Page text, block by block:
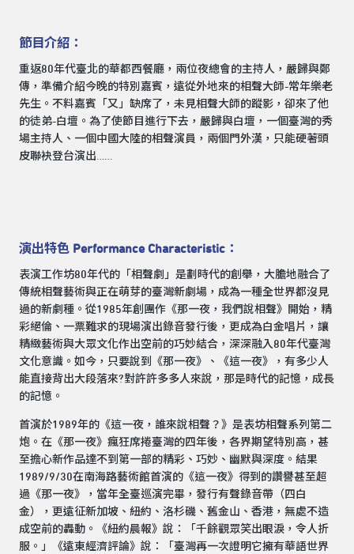
節目介紹：
重返80年代臺北的華都西餐廳，兩位夜總會的主持人，嚴歸與鄭
傳，準備介紹今晚的特別嘉賓，遠從外地來的相聲大師-常年樂老
先生。不料嘉賓「又」缺席了，未見相聲大師的蹤影，卻來了他
的徒弟-白壇。為了使節目進行下去，嚴歸與白壇，一個臺灣的秀
場主持人、一個中國大陸的相聲演員，兩個門外漢，只能硬著頭
皮聯袂登台演出……
演出特色 Performance Characteristic：
表演工作坊80年代的「相聲劇」是劃時代的創舉，大膽地融合了
傳統相聲藝術與正在萌芽的臺灣新劇場，成為一種全世界都沒見
過的新劇種。從1985年創團作《那一夜，我們說相聲》開始，精
彩絕倫、一票難求的現場演出錄音發行後，更成為白金唱片，讓
精緻藝術與大眾文化作出空前的巧妙結合，深深融入80年代臺灣
文化意識。如今，只要說到《那一夜》、《這一夜》，有多少人
能直接背出大段落來?對許許多多人來說，那是時代的記憶，成長
的記憶。
首演於1989年的《這一夜，誰來說相聲？》是表坊相聲系列第二
炮。在《那一夜》瘋狂席捲臺灣的四年後，各界期望特別高，甚
至擔心新作品達不到第一部的精彩、巧妙、幽默與深度。結果
1989/9/30在南海路藝術館首演的《這一夜》得到的讚譽甚至超
過《那一夜》，當年全臺巡演完畢，發行有聲錄音帶（四白
金），更遠征新加坡、紐約、洛杉磯、舊金山、香港，無處不造
成空前的轟動。《紐約晨報》說：「千餘觀眾笑出眼淚，令人折
服。」《遠東經濟評論》說：「臺灣再一次證明它擁有華語世界